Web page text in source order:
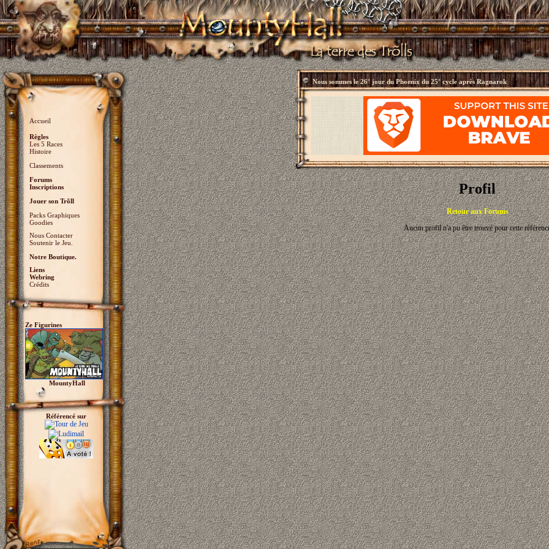
Accueil
Règles
Les 5 Races
Histoire
Classements
Forums
Inscriptions
Jouer son Trõll
Packs Graphiques
Goodies
Nous Contacter
Soutenir le Jeu.
Notre Boutique.
Liens
Webring
Crédits
Ze Figurines
MountyHall
Référencé sur
Nous sommes le26° jour du Phoenix du 25° cycle après Ragnarok
Profil
Retour aux Forums
Aucun profil n'a pu être trouvé pour cette